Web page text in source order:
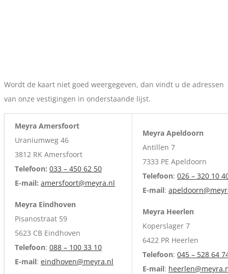
Wordt de kaart niet goed weergegeven, dan vindt u de adressen
van onze vestigingen in onderstaande lijst.
Meyra Amersfoort
Uraniumweg 46
3812 RK Amersfoort
Telefoon: 033 – 450 62 50
E-mail: amersfoort@meyra.nl
Meyra Eindhoven
Pisanostraat 59
5623 CB Eindhoven
Telefoon: 088 – 100 33 10
E-mail: eindhoven@meyra.nl
Meyra Apeldoorn
Antillen 7
7333 PE Apeldoorn
Telefoon: 026 – 320 10
E-mail:
Meyra Heerlen
Koperslager 7
6422 PR Heerlen
Telefoon: 045 – 528 64
E-mail: